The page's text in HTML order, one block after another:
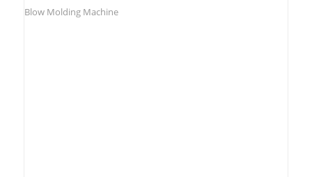
Blow Molding Machine